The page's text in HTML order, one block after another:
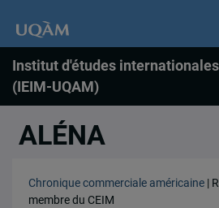
Institut d'études
(IEIM-UQAM)
ALÉNA
Chronique commerciale américaine |
membre du CEIM